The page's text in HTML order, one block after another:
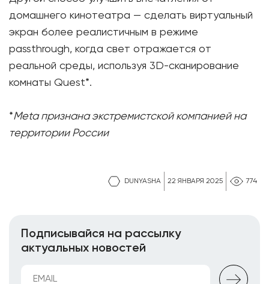
DUNYASHA 22 ЯНВАРЯ 2025 774
домашнего кинотеатра — сделать виртуальный
экран более реалистичным в режиме
passthrough, когда свет отражается от
реальной среды, используя 3D-сканирование
комнаты Quest*.
*Meta признана экстремистской компанией на
территории России
Подписывайся на рассылку
актуальных новостей